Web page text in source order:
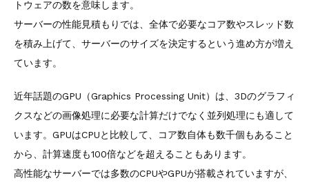
トウェアの数を意味します。
サーバーの性能見積もりでは、全体で必要なコア数やスレッド数
を積み上げて、サーバーのサイズを決定するという進め方が増え
ています。
近年話題のGPU（Graphics Processing Unit）は、3Dのグラフィ
クスなどの画像処理に必要な計算だけでなく並列処理にも適して
います。GPUはCPUと比較して、コア数自体も数千個もあること
から、計算速度も100倍などを超えることもあります。
高性能なサーバーでは多数のCPUやGPUが搭載されていますが、